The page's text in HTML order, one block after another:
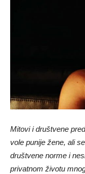
Mitovi i društvene
vole punije žene, ali
društvene norme i
privatnom životu